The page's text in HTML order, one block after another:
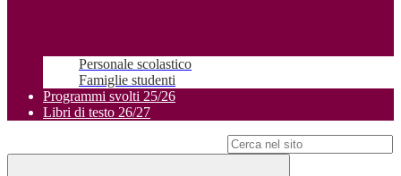
Personale scolastico
Famiglie studenti
Programmi svolti 25/26
Libri di testo 26/27